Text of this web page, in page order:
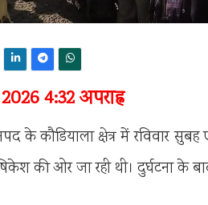
4:32 अपराह्न
के कौडियाला क्षेत्र में रविवार
की ओर जा रही थी। दुर्घटना के